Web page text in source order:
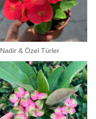
Nadir & Özel Türler